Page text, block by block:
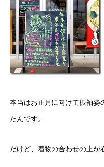
本当はお正月に向けて振袖姿
たんです。
だけど、着物の合わせの上が